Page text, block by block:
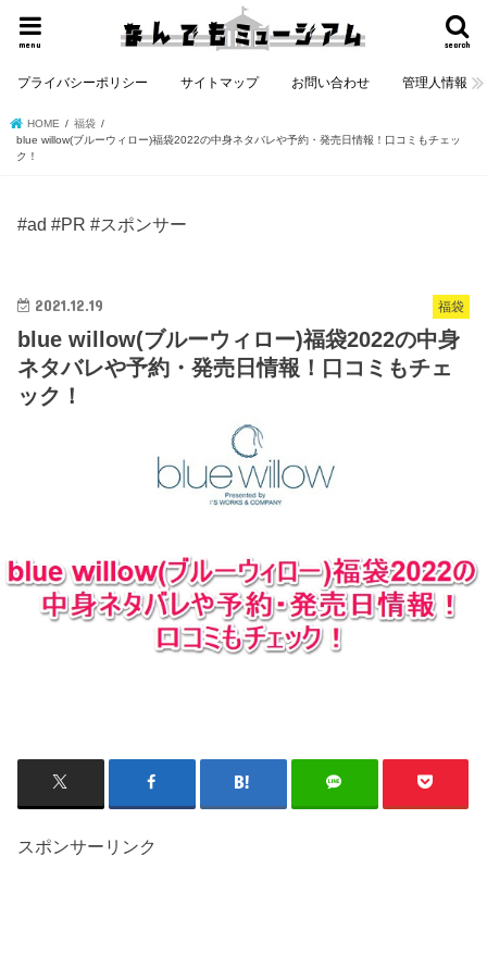
search
menu
プライバシーポリシー サイトマップ お問い合わせ 管理人情報
HOME
福袋
blue willow(ブルーウィロー)福袋2022の中身ネタバレや予約・発売日情報！口コミもチェッ
ク！
#ad #PR #スポンサー
福袋
2021.12.19
blue willow(ブルーウィロー)福袋2022の中身
ネタバレや予約・発売日情報！口コミもチェ
ック！
スポンサーリンク